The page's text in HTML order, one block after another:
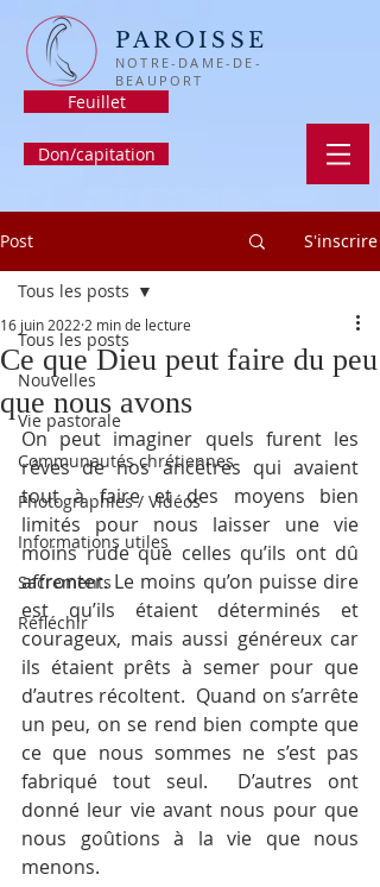
PAROISSE
NOTRE-DAME-DE-
BEAUPORT
Feuillet
Don/capitation
Post S'inscrire
Tous les posts
Nouvelles
Vie pastorale
Communautés chrétiennes
Photographies / Vidéos
Informations utiles
Sacrements
Réfléchir
Tous les posts
Ce que Dieu peut faire du peu
que nous avons
16 juin 2022 2 min de lecture
On peut imaginer quels furent les
rêves de nos ancêtres qui avaient
tout à faire et des moyens bien
limités pour nous laisser une vie
moins rude que celles qu’ils ont dû
affronter. Le moins qu’on puisse dire
est qu’ils étaient déterminés et
courageux, mais aussi généreux car
ils étaient prêts à semer pour que
d’autres récoltent.  Quand on s’arrête
un peu, on se rend bien compte que
ce que nous sommes ne s’est pas
fabriqué tout seul.  D’autres ont
donné leur vie avant nous pour que
nous goûtions à la vie que nous
menons.